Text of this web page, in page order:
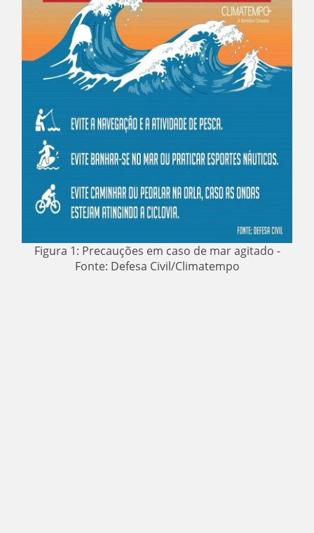
Figura 1: Precauções em caso de mar agitado -
Fonte: Defesa Civil/Climatempo